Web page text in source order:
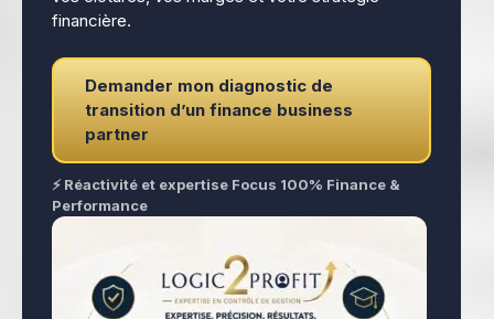
financière.
Demander mon diagnostic de
transition d’un finance business
partner
⚡ Réactivité et expertise Focus 100% Finance &
Performance